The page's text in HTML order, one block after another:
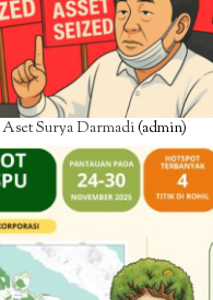
Aset Surya Darmadi(admin)